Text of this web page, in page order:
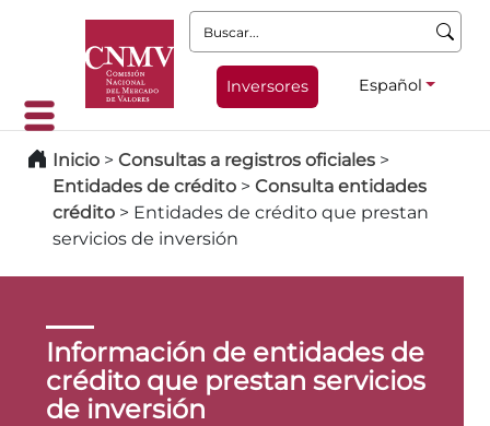
Buscar:
Inversores Español
Inicio > Consultas a registros oficiales >
Entidades de crédito > Consulta entidades
crédito > Entidades de crédito que prestan
servicios de inversión
Información de entidades de
crédito que prestan servicios
de inversión